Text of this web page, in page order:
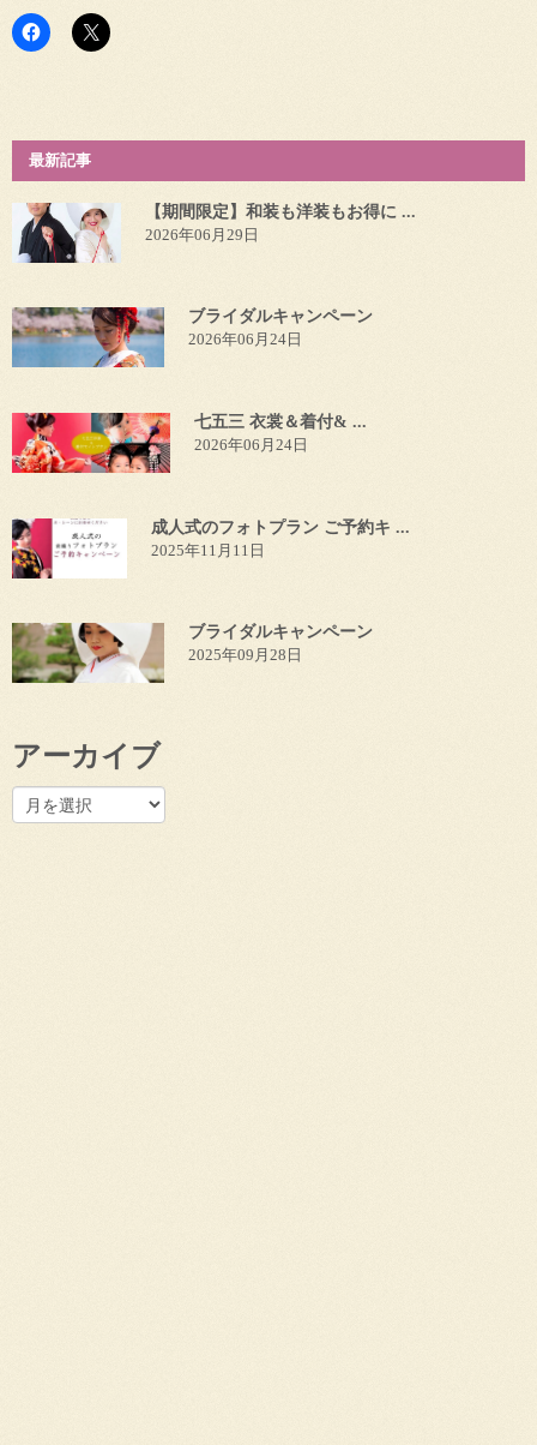
最新記事
【期間限定】和装も洋装もお得に ...
2026年06月29日
ブライダルキャンペーン
2026年06月24日
七五三 衣裳＆着付& ...
2026年06月24日
成人式のフォトプラン ご予約キ ...
2025年11月11日
ブライダルキャンペーン
2025年09月28日
アーカイブ